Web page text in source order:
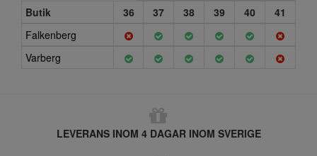
Butik
36 37 38 39 40
41
Falkenberg
Varberg
LEVERANS INOM 4 DAGAR INOM SVERIGE